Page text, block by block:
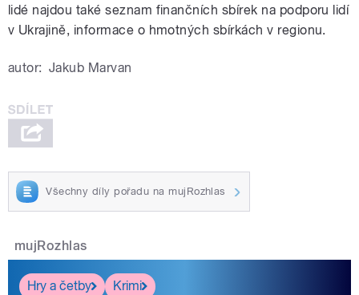
lidé najdou také seznam finančních sbírek na podporu lidí
v Ukrajině, informace o hmotných sbírkách v regionu.
autor: Jakub Marvan
Všechny díly pořadu na mujRozhlas
mujRozhlas
Hry a četby Krimi